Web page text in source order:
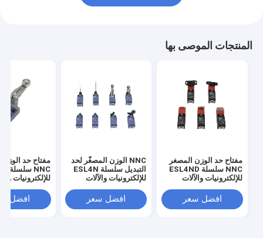
المنتجات الموصى بها
مفتاح حد الوزن المصغر
NNC سلسلة ESL4ND
للإلكترونيات والآلات
افضل سعر
NNC الوزن المصغّر لحد
التبديل سلسلة ESL4N
للإلكترونيات والآلات
افضل سعر
مفتاح حد
للإلكترونيات
افضل